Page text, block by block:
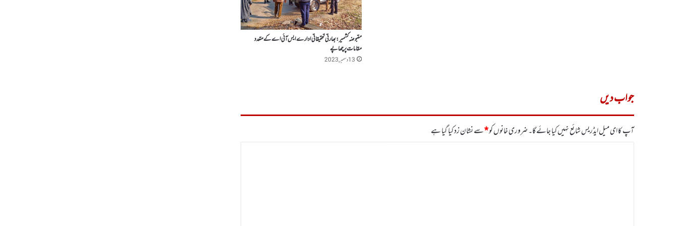
مقبوضہ کشمیر:بھارتی تحقیقاتی ادارے ایس آئی اے کے متعدد
مقامات پر چھاپے
13 دسمبر, 2023
جواب دیں
آپ کا ای میل ایڈریس شائع نہیں کیا جائے گا۔ضروری خانوں کو*سے نشان زد کیا گیا ہے